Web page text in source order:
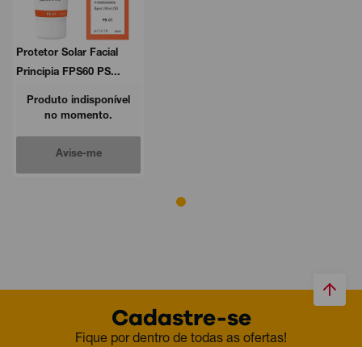
Protetor Solar Facial
Principia FPS60 PS...
Produto indisponível
no momento.
Avise-me
Cadastre-se
Fique por dentro de todas as ofertas!